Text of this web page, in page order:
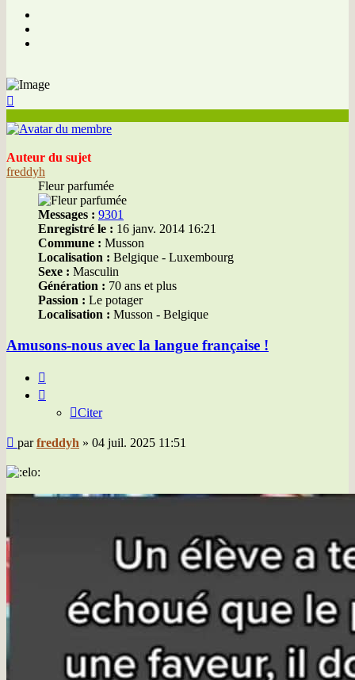
Auteur du sujet
freddyh
Fleur parfumée
Messages : 9301
Enregistré le : 16 janv. 2014 16:21
Commune : Musson
Localisation : Belgique - Luxembourg
Sexe : Masculin
Génération : 70 ans et plus
Passion : Le potager
Localisation : Musson - Belgique
Amusons-nous avec la langue française !
Citer
Message
parfreddyh » 04 juil. 2025 11:51